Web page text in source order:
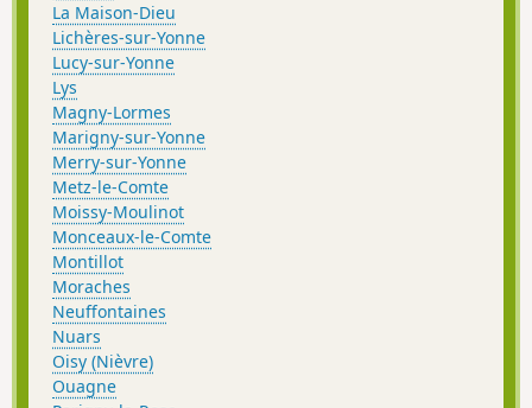
La Maison-Dieu
Lichères-sur-Yonne
Lucy-sur-Yonne
Lys
Magny-Lormes
Marigny-sur-Yonne
Merry-sur-Yonne
Metz-le-Comte
Moissy-Moulinot
Monceaux-le-Comte
Montillot
Moraches
Neuffontaines
Nuars
Oisy (Nièvre)
Ouagne